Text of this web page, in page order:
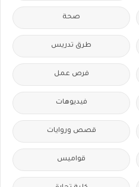
صحة
طرق تدريس
فرص عمل
فيديوهات
قصص وروايات
قواميس